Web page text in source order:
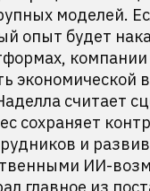
моделей.
опыт будет
компании
экономической
считает
сохраняет
и
ИИ-